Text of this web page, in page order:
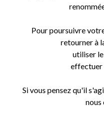
Pour poursuivre
retourner à
utiliser le
effectuer
Si vous pensez qu'il
nous